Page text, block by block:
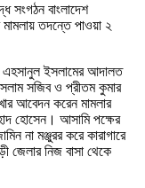
সংগঠন বাংলাদেশ
মামলায় তদন্তে পাওয়া ২
এহসানুল ইসলামের আদালত
সজিব ও প্রীতম কুমার
আবেদন করেন মামলার
হোসেন। আসামি পক্ষের
না মঞ্জুরর করে কারাগারে
জেলার নিজ বাসা থেকে